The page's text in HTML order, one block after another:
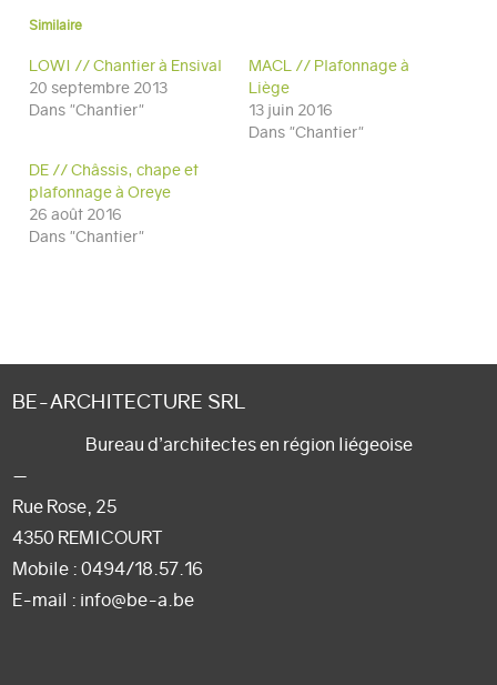
Similaire
LOWI // Chantier à Ensival
20 septembre 2013
Dans "Chantier"
MACL // Plafonnage à
Liège
13 juin 2016
Dans "Chantier"
DE // Châssis, chape et
plafonnage à Oreye
26 août 2016
Dans "Chantier"
BE-ARCHITECTURE SRL
Bureau d’architectes en région liégeoise
—
Rue Rose, 25
4350 REMICOURT
Mobile : 0494/18.57.16
E-mail : info@be-a.be